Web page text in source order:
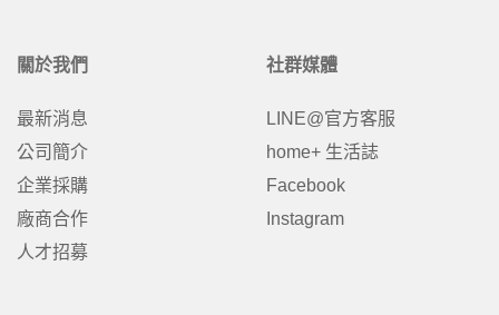
關於我們
最新消息
公司簡介
企業採購
廠商合作
人才招募
社群媒體
LINE@官方客服
home+ 生活誌
Facebook
Instagram